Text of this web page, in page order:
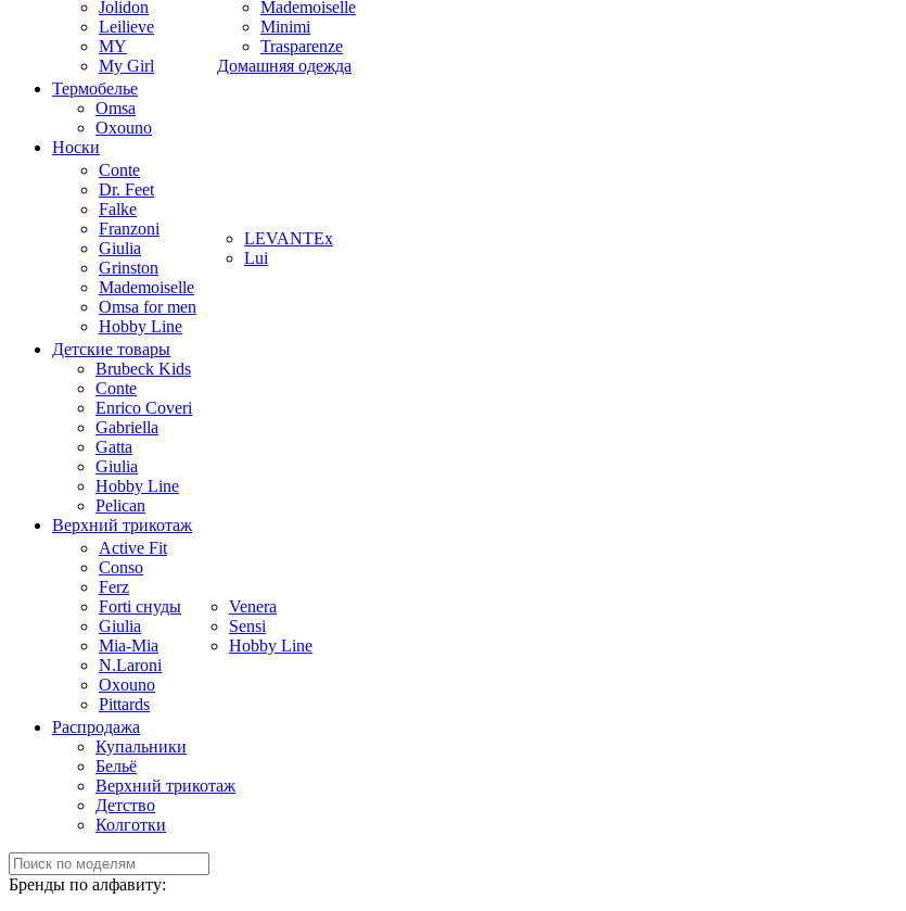
Jolidon
Leilieve
MY
My Girl
Mademoiselle
Minimi
Trasparenze
Домашняя одежда
Термобелье
Omsa
Oxouno
Носки
Conte
Dr. Feet
Falke
Franzoni
Giulia
Grinston
Mademoiselle
Omsa for men
Hobby Line
LEVANTEx
Lui
Детские товары
Brubeck Kids
Conte
Enrico Coveri
Gabriella
Gatta
Giulia
Hobby Line
Pelican
Верхний трикотаж
Active Fit
Conso
Ferz
Forti снуды
Giulia
Mia-Mia
N.Laroni
Oxouno
Pittards
Venera
Sensi
Hobby Line
Распродажа
Купальники
Бельё
Верхний трикотаж
Детство
Колготки
Бренды по алфавиту: